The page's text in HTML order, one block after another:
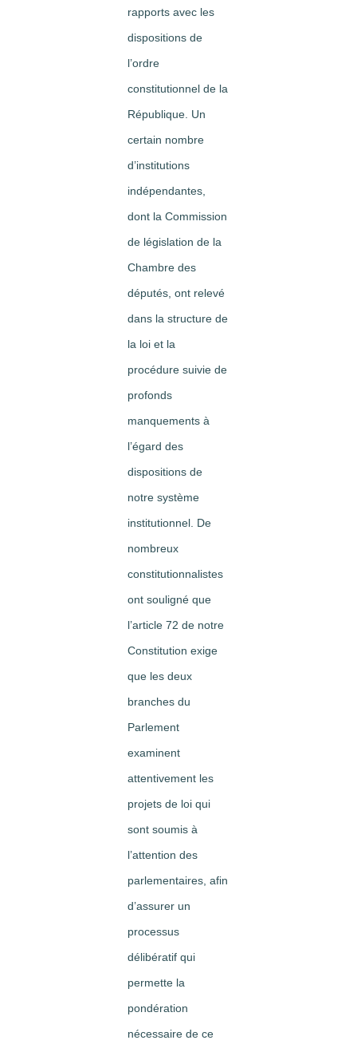
rapports avec les
dispositions de
l’ordre
constitutionnel de la
République. Un
certain nombre
d’institutions
indépendantes,
dont la Commission
de législation de la
Chambre des
députés, ont relevé
dans la structure de
la loi et la
procédure suivie de
profonds
manquements à
l’égard des
dispositions de
notre système
institutionnel. De
nombreux
constitutionnalistes
ont souligné que
l’article 72 de notre
Constitution exige
que les deux
branches du
Parlement
examinent
attentivement les
projets de loi qui
sont soumis à
l’attention des
parlementaires, afin
d’assurer un
processus
délibératif qui
permette la
pondération
nécessaire de ce